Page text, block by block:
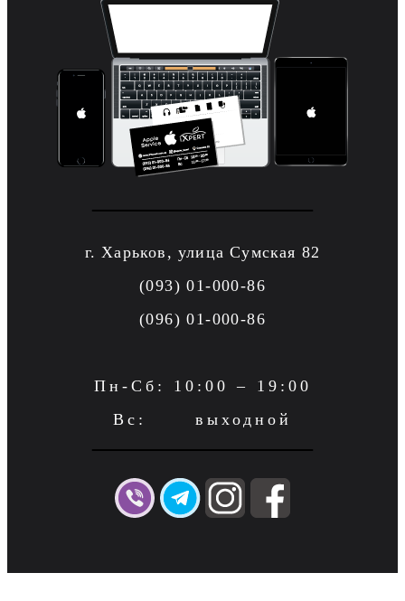
г. Харьков, улица Сумская 82
(093) 01-000-86
(096) 01-000-86
Пн-Сб: 10:00 – 19:00
Вс: выходной